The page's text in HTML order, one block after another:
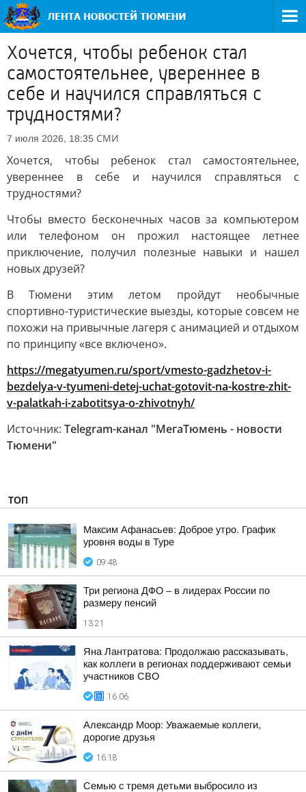
Хочется, чтобы ребенок стал
самостоятельнее, увереннее в
себе и научился справляться с
трудностями?
7 июля 2026, 18:35 СМИ
Хочется, чтобы ребенок стал самостоятельнее,
увереннее в себе и научился справляться с
трудностями?
Чтобы вместо бесконечных часов за компьютером
или телефоном он прожил настоящее летнее
приключение, получил полезные навыки и нашел
новых друзей?
В Тюмени этим летом пройдут необычные
спортивно-туристические выезды, которые совсем не
похожи на привычные лагеря с анимацией и отдыхом
по принципу «все включено».
https://megatyumen.ru/sport/vmesto-gadzhetov-i-
bezdelya-v-tyumeni-detej-uchat-gotovit-na-kostre-zhit-
v-palatkah-i-zabotitsya-o-zhivotnyh/
Источник: Telegram-канал "МегаТюмень - новости
Тюмени"
ТОП
Максим Афанасьев: Доброе утро. График
уровня воды в Туре
09:48
Три региона ДФО – в лидерах России по
размеру пенсий
13:21
Яна Лантратова: Продолжаю рассказывать,
как коллеги в регионах поддерживают семьи
участников СВО
16:06
Александр Моор: Уважаемые коллеги,
дорогие друзья
16:18
Семью с тремя детьми выбросило из